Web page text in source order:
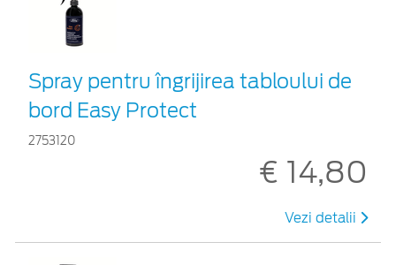
Spray pentru îngrijirea tabloului de
bord Easy Protect
2753120
€ 14,80
Vezi detalii